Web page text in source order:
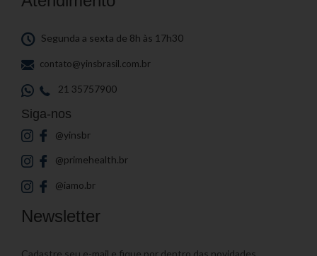
Segunda a sexta de 8h às 17h30
contato@yinsbrasil.com.br
21 35757900
Siga-nos
@yinsbr
@primehealth.br
@iamo.br
Newsletter
Cadastre seu e-mail e fique por dentro das novidades